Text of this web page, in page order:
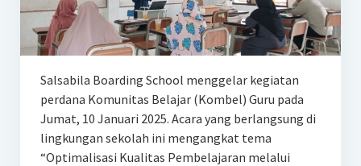
Salsabila Boarding School menggelar kegiatan
perdana Komunitas Belajar (Kombel) Guru pada
Jumat, 10 Januari 2025. Acara yang berlangsung di
lingkungan sekolah ini mengangkat tema
“Optimalisasi Kualitas Pembelajaran melalui